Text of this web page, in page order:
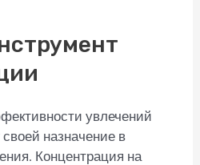
увлечений
назначение в
Концентрация на